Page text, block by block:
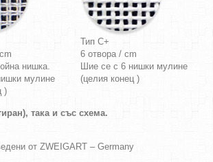
нишка.
мулине
)
Тип C+
6 отвора / cm
Шие се с 6 нишки мулине
(целия конец )
така и със схема.
от ZWEIGART – Germany